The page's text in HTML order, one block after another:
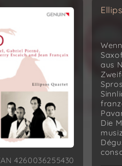
4260036255430
aus
Die